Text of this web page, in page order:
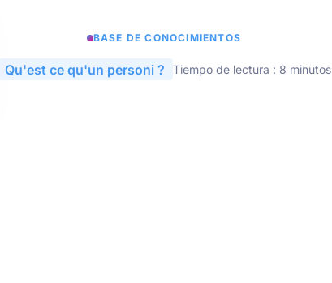
BASE DE CONOCIMIENTOS
Qu'est ce qu'un personi ? Tiempo de lectura : 8 minutos